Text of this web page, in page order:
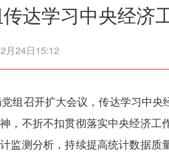
达学习中央经济
月24日15:12
组召开扩大会议，传达学习中
，不折不扣贯彻落实中央经济
监测分析，持续提高统计数据